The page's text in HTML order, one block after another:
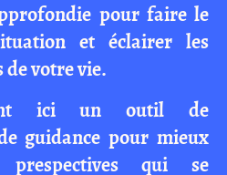
pour faire le
et éclairer les
votre vie.
ici un outil de
guidance pour mieux
prespectives qui se